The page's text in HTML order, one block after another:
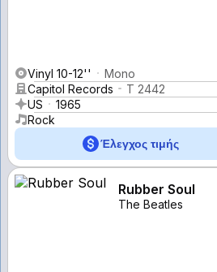
Vinyl 10-12''
Mono
Capitol Records
T 2442
US
1965
Rock
Έλεγχος τιμής
Rubber Soul
The Beatles